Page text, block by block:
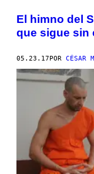
El himno del
que sigue sin
05.23.17 POR CÉSAR